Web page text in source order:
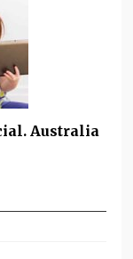
Australia